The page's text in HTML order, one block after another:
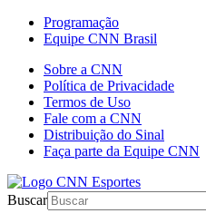
Programação
Equipe CNN Brasil
Sobre a CNN
Política de Privacidade
Termos de Uso
Fale com a CNN
Distribuição do Sinal
Faça parte da Equipe CNN
Buscar